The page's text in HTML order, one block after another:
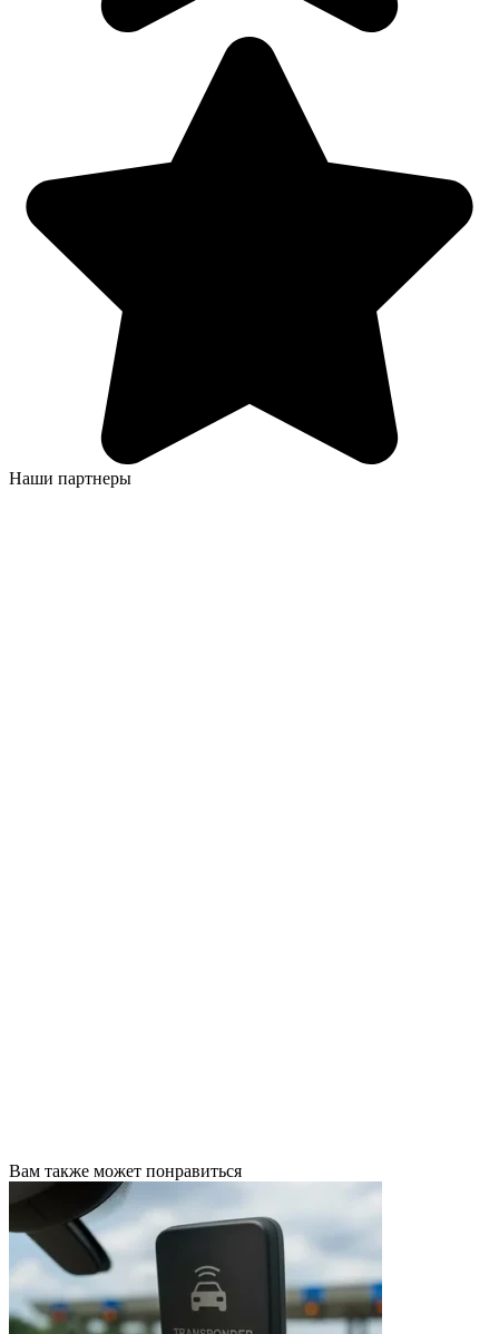
Наши партнеры
Вам также может понравиться